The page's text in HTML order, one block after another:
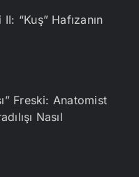
“Kuş” Hafızanın
Freski: Anatomist
Nasıl